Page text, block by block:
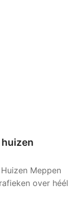
Meppen
over héél